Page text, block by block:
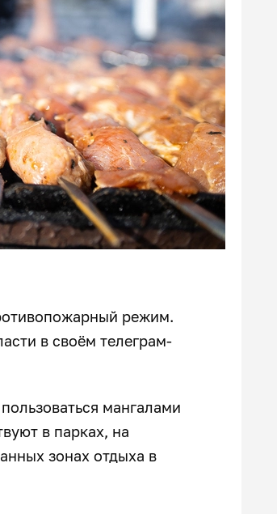
режим.
в своём телеграм-
мангалами
в парках, на
зонах отдыха в